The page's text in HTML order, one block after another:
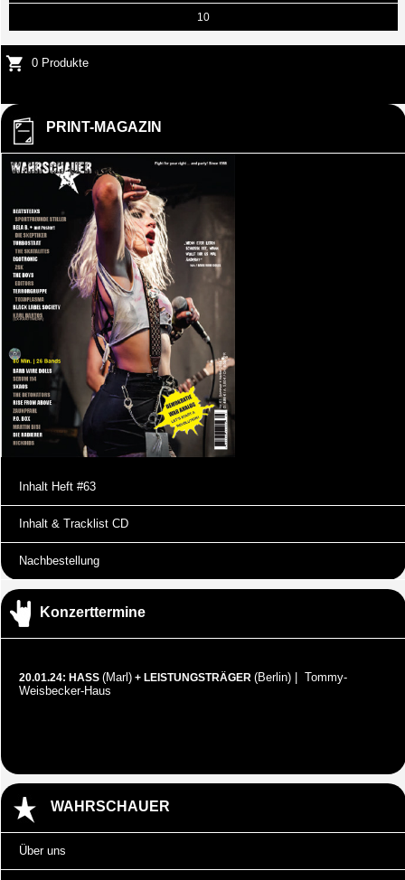
10
0 Produkte
PRINT-MAGAZIN
Inhalt Heft #63
Inhalt & Tracklist CD
Nachbestellung
Konzerttermine
20.01.24: HASS (Marl) + LEISTUNGSTRÄGER (Berlin) | Tommy-
Weisbecker-Haus
WAHRSCHAUER
Über uns